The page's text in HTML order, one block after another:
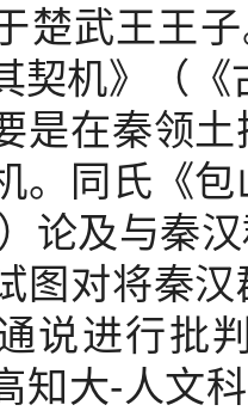
楚武王王
契机》（
是在秦领
。同氏《
论及与秦
图对将秦
说进行批
知大-人文